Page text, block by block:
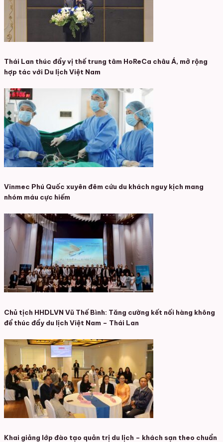
Thái Lan thúc đẩy vị thế trung tâm HoReCa châu Á, mở rộng
hợp tác với Du lịch Việt Nam
Vinmec Phú Quốc xuyên đêm cứu du khách nguy kịch mang
nhóm máu cực hiếm
Chủ tịch HHDLVN Vũ Thế Bình: Tăng cường kết nối hàng không
để thúc đẩy du lịch Việt Nam – Thái Lan
Khai giảng lớp đào tạo quản trị du lịch – khách sạn theo chuẩn